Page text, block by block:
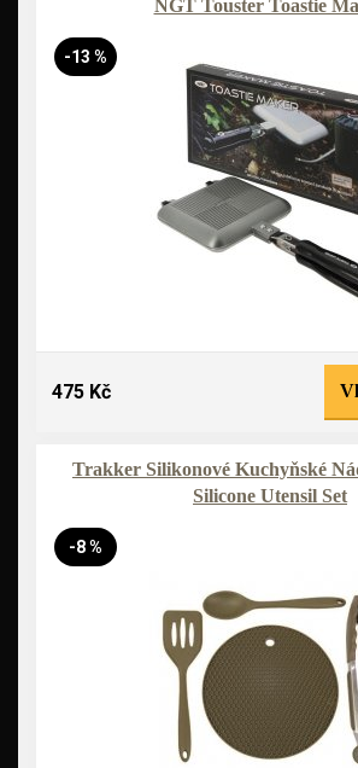
NGT Touster Toastie
-13 %
475 Kč
Trakker Silikonové Kuchyňské
Silicone Utensil Set
-8 %